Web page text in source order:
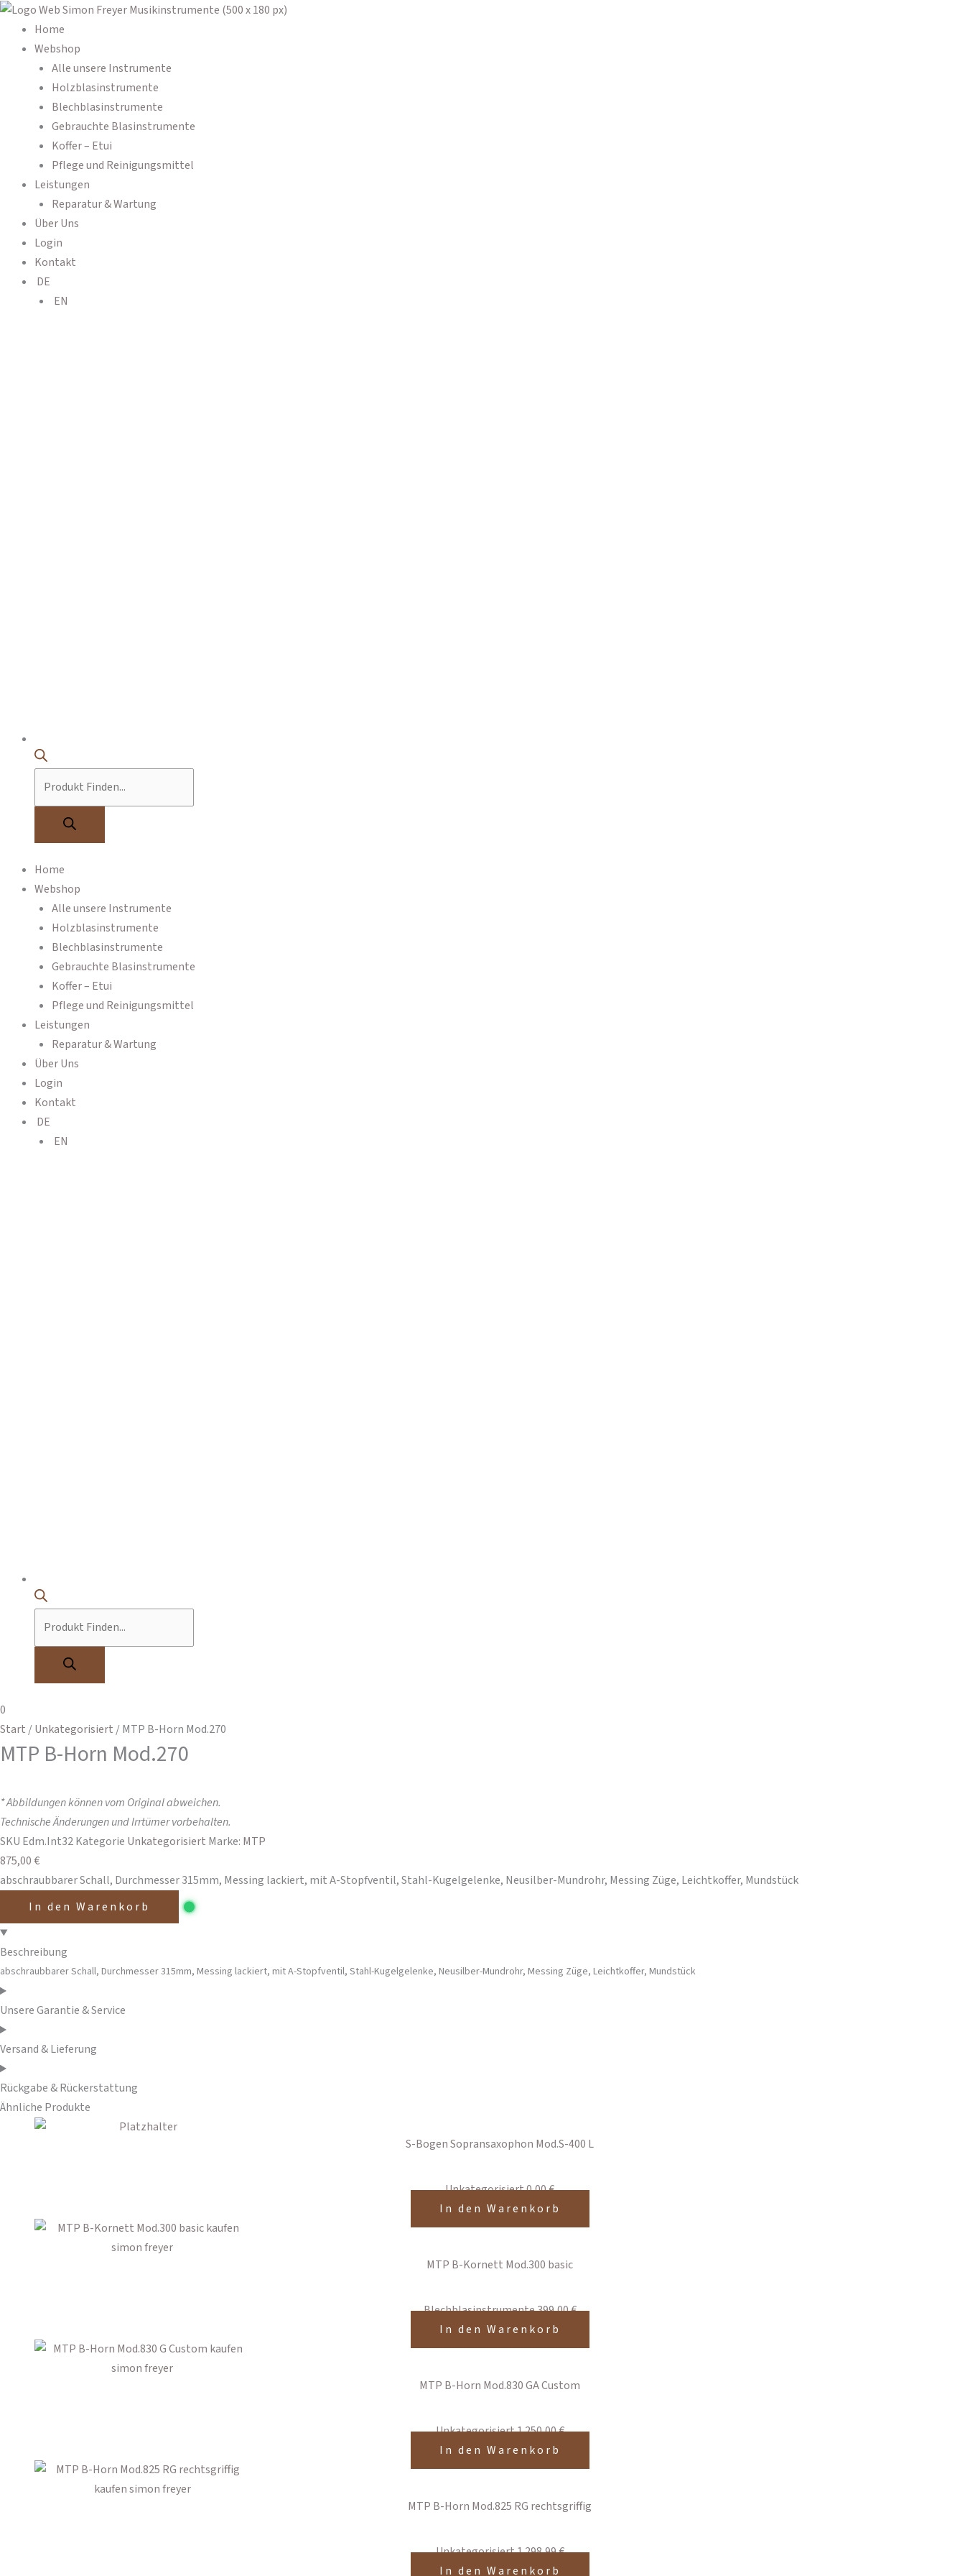
Zum
Inhalt
springen
Home
Webshop
Alle unsere Instrumente
Holzblasinstrumente
Blechblasinstrumente
Gebrauchte Blasinstrumente
Koffer – Etui
Pflege und Reinigungsmittel
Leistungen
Reparatur & Wartung
Über Uns
Login
Kontakt
DE
EN
Products
search
Home
Webshop
Alle unsere Instrumente
Holzblasinstrumente
Blechblasinstrumente
Gebrauchte Blasinstrumente
Koffer – Etui
Pflege und Reinigungsmittel
Leistungen
Reparatur & Wartung
Über Uns
Login
Kontakt
DE
EN
Products
search
0
Start /Unkategorisiert / MTP B-Horn Mod.270
MTP B-Horn Mod.270
* Abbildungen können vom Original abweichen.
Technische Änderungen und Irrtümer vorbehalten.
SKU Edm.Int32Kategorie Unkategorisiert Marke: MTP
875,00 €
abschraubbarer Schall, Durchmesser 315mm, Messing lackiert, mit A-Stopfventil, Stahl-Kugelgelenke, Neusilber-Mundrohr, Messing Züge, Leichtkoffer, Mundstück
MTP
Horn
In den Warenkorb
Beschreibung
abschraubbarer Schall, Durchmesser 315mm, Messing lackiert, mit A-Stopfventil, Stahl-Kugelgelenke, Neusilber-Mundrohr, Messing Züge, Leichtkoffer, Mundstück
Unsere Garantie & Service
Versand & Lieferung
Rückgabe & Rückerstattung
Ähnliche Produkte
S-Bogen Sopransaxophon Mod.S-400 L
Unkategorisiert0,00€
In den Warenkorb
MTP B-Kornett Mod.300 basic
Blechblasinstrumente399,00€
In den Warenkorb
MTP B-Horn Mod.830 GA Custom
Unkategorisiert1.250,00€
In den Warenkorb
MTP B-Horn Mod.825 RG rechtsgriffig
Unkategorisiert1.298,99€
In den Warenkorb